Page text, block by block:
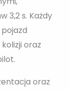
3,2 s. Każdy
oraz
oraz